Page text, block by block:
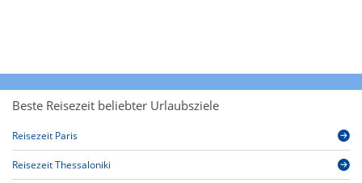
Beste Reisezeit beliebter Urlaubsziele
Reisezeit Paris
Reisezeit Thessaloniki